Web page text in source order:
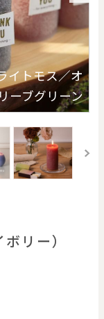
20000
円
OK
イトモス／オ
ーブグリーン
リー）